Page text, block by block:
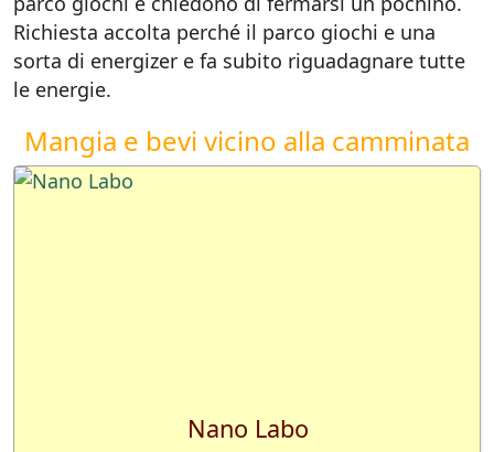
Richiesta accolta perché il parco giochi e una
sorta di energizer e fa subito riguadagnare tutte
le energie.
Mangia e bevi vicino alla camminata
Nano Labo